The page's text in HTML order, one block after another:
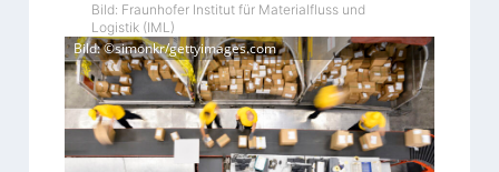
Bild: Fraunhofer Institut für Materialfluss und
Logistik (IML)
Bild: ©simonkr/gettyimages.com